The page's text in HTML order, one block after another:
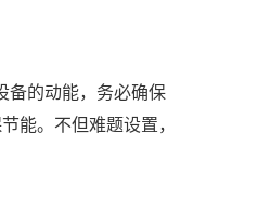
备的动能，务必确保
能。不但难题设置，